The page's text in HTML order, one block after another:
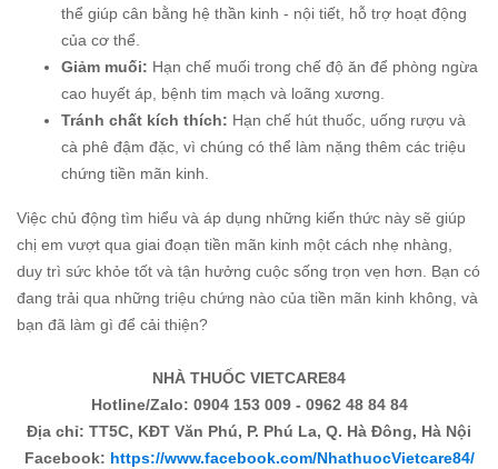
thể giúp cân bằng hệ thần kinh - nội tiết, hỗ trợ hoạt động
của cơ thể.
Giảm muối: Hạn chế muối trong chế độ ăn để phòng ngừa
cao huyết áp, bệnh tim mạch và loãng xương.
Tránh chất kích thích: Hạn chế hút thuốc, uống rượu và
cà phê đậm đặc, vì chúng có thể làm nặng thêm các triệu
chứng tiền mãn kinh.
Việc chủ động tìm hiểu và áp dụng những kiến thức này sẽ giúp
chị em vượt qua giai đoạn tiền mãn kinh một cách nhẹ nhàng,
duy trì sức khỏe tốt và tận hưởng cuộc sống trọn vẹn hơn. Bạn có
đang trải qua những triệu chứng nào của tiền mãn kinh không, và
bạn đã làm gì để cải thiện?
NHÀ THUỐC VIETCARE84
Hotline/Zalo: 0904 153 009 - 0962 48 84 84
Địa chỉ: TT5C, KĐT Văn Phú, P. Phú La, Q. Hà Đông, Hà Nội
Facebook: https://www.facebook.com/NhathuocVietcare84/